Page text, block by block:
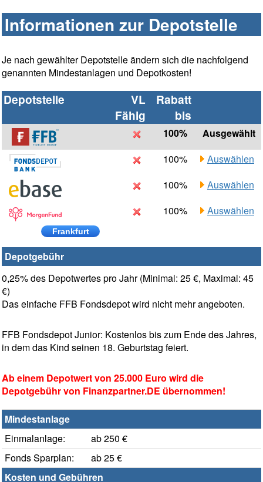
Informationen zur Depotstelle
Je nach gewählter Depotstelle ändern sich die nachfolgend
genannten Mindestanlagen und Depotkosten!
Depotstelle
VL
Fähig
Rabatt
bis
100%
Ausgewählt
100%
Auswählen
100%
Auswählen
Frankfurt
100% Auswählen
Depotgebühr
0,25% des Depotwertes pro Jahr (Minimal: 25 €, Maximal: 45
€)
Das einfache FFB Fondsdepot wird nicht mehr angeboten.
FFB Fondsdepot Junior: Kostenlos bis zum Ende des Jahres,
in dem das Kind seinen 18. Geburtstag feiert.
Ab einem Depotwert von 25.000 Euro wird die
Depotgebühr von Finanzpartner.DE übernommen!
Mindestanlage
Einmalanlage:
ab 250 €
Fonds Sparplan:
ab 25 €
Kosten und Gebühren